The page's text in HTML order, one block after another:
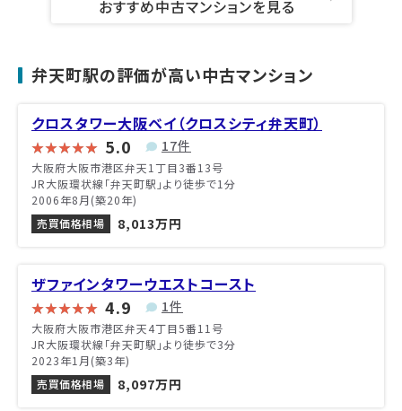
おすすめ中古マンションを見る
弁天町駅の評価が高い中古マンション
クロスタワー大阪ベイ（クロスシティ弁天町）
5.0 17件
大阪府大阪市港区弁天1丁目3番13号
JR大阪環状線「弁天町駅」より徒歩で1分
2006年8月(築20年)
売買価格相場
8,013万円
ザファインタワーウエストコースト
4.9 1件
大阪府大阪市港区弁天4丁目5番11号
JR大阪環状線「弁天町駅」より徒歩で3分
2023年1月(築3年)
売買価格相場
8,097万円